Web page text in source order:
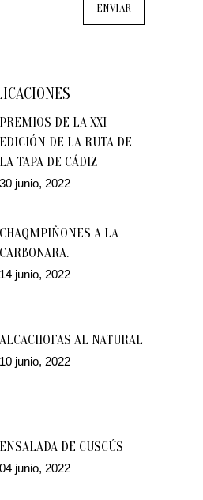
PREMIOS DE LA XXI
EDICIÓN DE LA RUTA DE
LA TAPA DE CÁDIZ
30 junio, 2022
CHAQMPIÑONES A LA
CARBONARA.
14 junio, 2022
ALCACHOFAS AL NATURAL
10 junio, 2022
ENSALADA DE CUSCÚS
04 junio, 2022